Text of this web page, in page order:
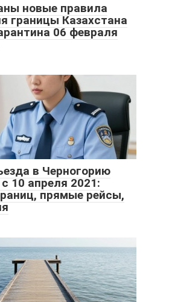
новые правила
границы Казахстана
06 февраля
в Черногорию
10 апреля 2021:
прямые рейсы,